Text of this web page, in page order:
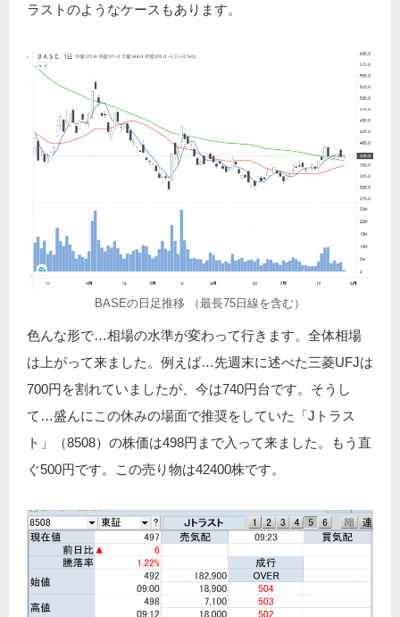
ラストのようなケースもあります。
BASEの日足推移 （最長75日線を含む）
色んな形で…相場の水準が変わって行きます。全体相場
は上がって来ました。例えば…先週末に述べた三菱UFJは
700円を割れていましたが、今は740円台です。そうし
て…盛んにこの休みの場面で推奨をしていた「Jトラス
ト」（8508）の株価は498円まで入って来ました。もう直
ぐ500円です。この売り物は42400株です。